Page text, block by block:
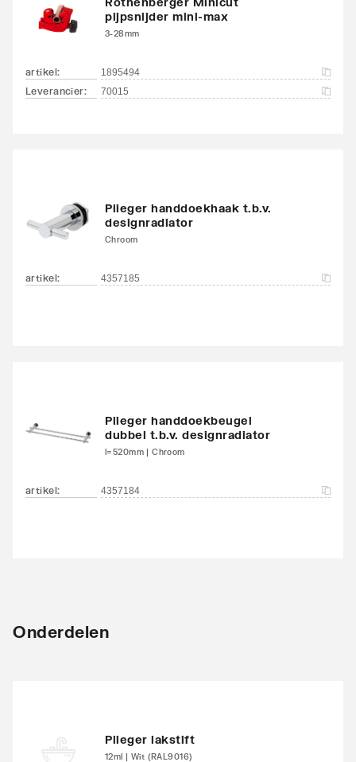
pijpsnijder mini-max
3-28mm
artikel: 1895494
Leverancier: 70015
Plieger handdoekhaak t.b.v.
designradiator
Chroom
artikel: 4357185
Plieger handdoekbeugel
dubbel t.b.v. designradiator
l=520mm | Chroom
artikel: 4357184
Onderdelen
Plieger lakstift
12ml | Wit (RAL9016)